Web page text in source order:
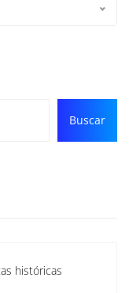
Buscar
históricas